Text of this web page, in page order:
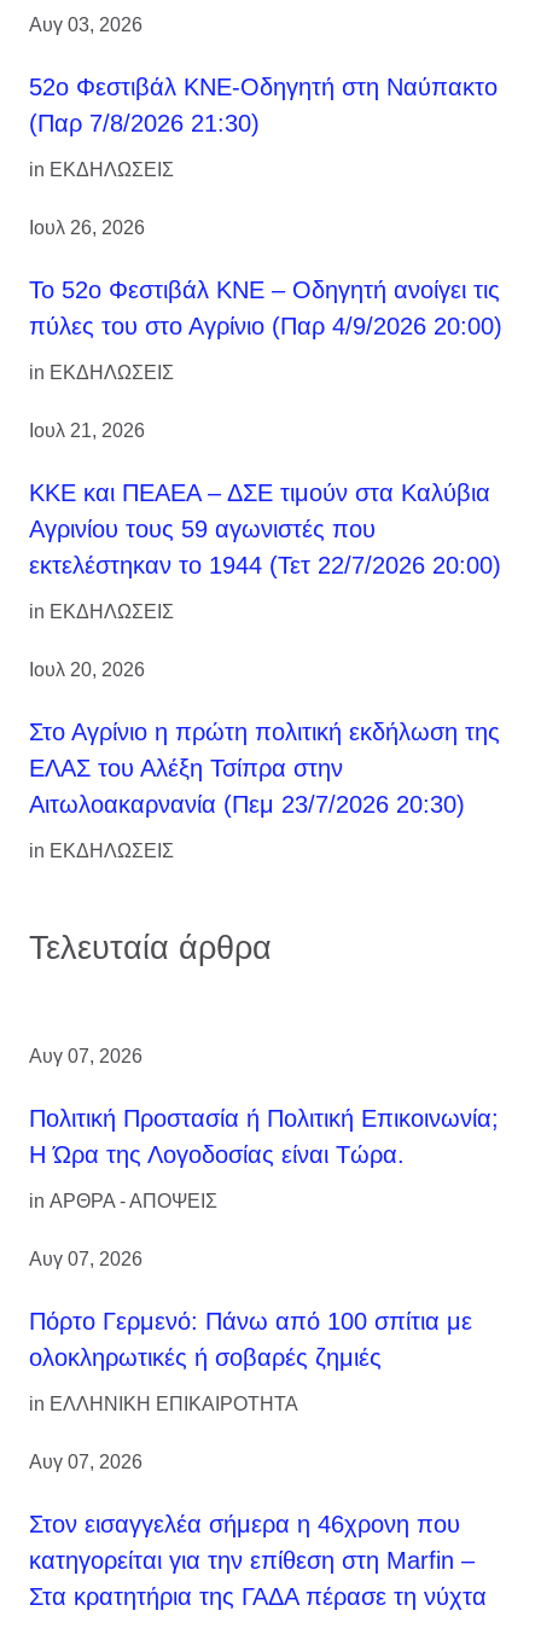
Αυγ 03, 2026
52ο Φεστιβάλ ΚΝΕ-Οδηγητή στη Ναύπακτο
(Παρ 7/8/2026 21:30)
in ΕΚΔΗΛΩΣΕΙΣ
Ιουλ 26, 2026
Το 52ο Φεστιβάλ ΚΝΕ – Οδηγητή ανοίγει τις
πύλες του στο Αγρίνιο (Παρ 4/9/2026 20:00)
in ΕΚΔΗΛΩΣΕΙΣ
Ιουλ 21, 2026
ΚΚΕ και ΠΕΑΕΑ – ΔΣΕ τιμούν στα Καλύβια
Αγρινίου τους 59 αγωνιστές που
εκτελέστηκαν το 1944 (Τετ 22/7/2026 20:00)
in ΕΚΔΗΛΩΣΕΙΣ
Ιουλ 20, 2026
Στο Αγρίνιο η πρώτη πολιτική εκδήλωση της
ΕΛΑΣ του Αλέξη Τσίπρα στην
Αιτωλοακαρνανία (Πεμ 23/7/2026 20:30)
in ΕΚΔΗΛΩΣΕΙΣ
Τελευταία άρθρα
Αυγ 07, 2026
Πολιτική Προστασία ή Πολιτική Επικοινωνία;
Η Ώρα της Λογοδοσίας είναι Τώρα.
in ΑΡΘΡΑ - ΑΠΟΨΕΙΣ
Αυγ 07, 2026
Πόρτο Γερμενό: Πάνω από 100 σπίτια με
ολοκληρωτικές ή σοβαρές ζημιές
in ΕΛΛΗΝΙΚΗ ΕΠΙΚΑΙΡΟΤΗΤΑ
Αυγ 07, 2026
Στον εισαγγελέα σήμερα η 46χρονη που
κατηγορείται για την επίθεση στη Marfin –
Στα κρατητήρια της ΓΑΔΑ πέρασε τη νύχτα